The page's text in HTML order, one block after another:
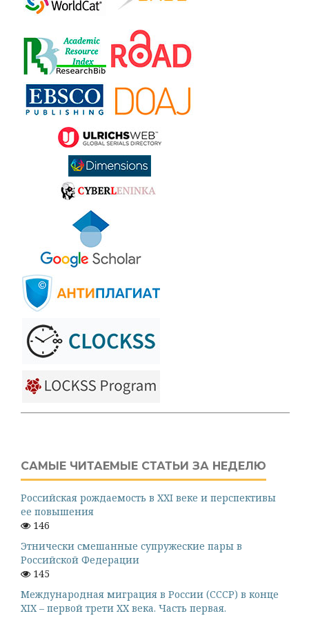
САМЫЕ ЧИТАЕМЫЕ СТАТЬИ ЗА НЕДЕЛЮ
Российская рождаемость в XXI веке и перспективы
ее повышения
146
Этнически смешанные супружеские пары в
Российской Федерации
145
Международная миграция в России (СССР) в конце
XIX – первой трети XX века. Часть первая.